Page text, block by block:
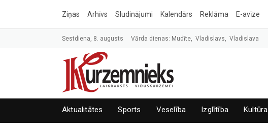
Ziņas Arhīvs Sludinājumi Kalendārs Reklāma E-avīze
Sestdiena, 8. augusts Vārda dienas: Mudīte, Vladislavs, Vladislava
Aktualitātes Sports Veselība Izglītība Kultūra